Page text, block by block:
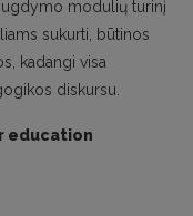
modulių turinį
sukurti, būtinos
kadangi visa
diskursu.
education